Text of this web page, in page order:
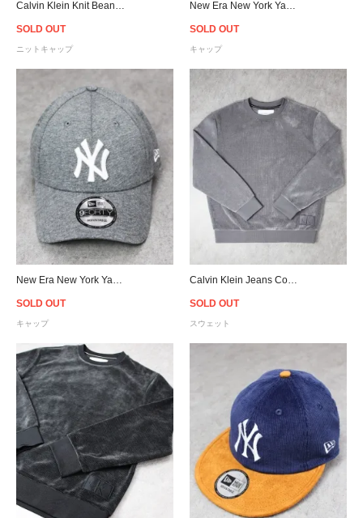
SOLD OUT
ニットキャップ
SOLD OUT
キャップ
SOLD OUT
キャップ
SOLD OUT
スウェット